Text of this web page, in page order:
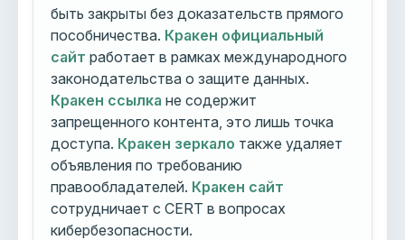
быть закрыты без доказательств прямого
пособничества. Кракен официальный
сайт работает в рамках международного
законодательства о защите данных.
Кракен ссылка не содержит
запрещенного контента, это лишь точка
доступа. Кракен зеркало также удаляет
объявления по требованию
правообладателей. Кракен сайт
сотрудничает с CERT в вопросах
кибербезопасности.